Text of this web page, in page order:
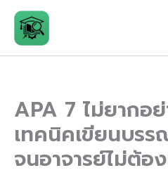
content
APA 7 ไม่ยากอ
เทคนิคเขียนบรร
จนอาจารย์ไม่ต้อ